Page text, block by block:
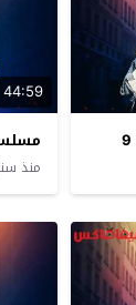
44:59
منذ